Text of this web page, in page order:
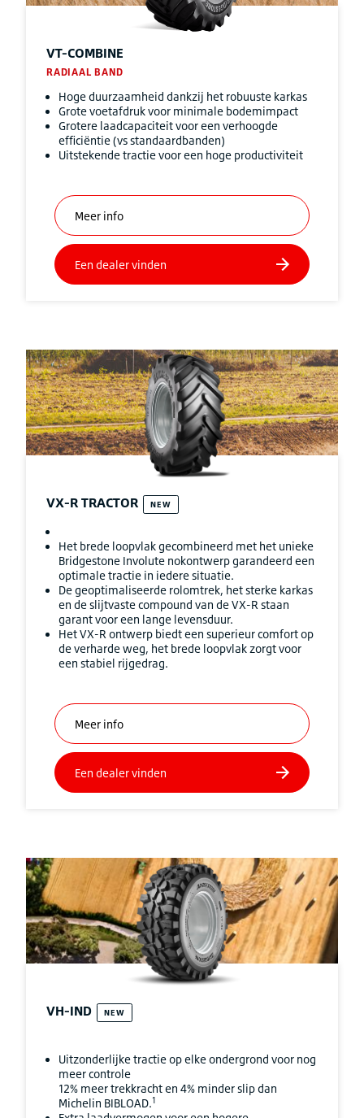
VT-COMBINE
RADIAAL BAND
Hoge duurzaamheid dankzij het robuuste karkas
Grote voetafdruk voor minimale bodemimpact
Grotere laadcapaciteit voor een verhoogde
efficiëntie (vs standaardbanden)
Uitstekende tractie voor een hoge productiviteit
VX-R TRACTOR NEW
Het brede loopvlak gecombineerd met het unieke
Bridgestone Involute nokontwerp garandeerd een
optimale tractie in iedere situatie.
De geoptimaliseerde rolomtrek, het sterke karkas
en de slijtvaste compound van de VX-R staan
garant voor een lange levensduur.
Het VX-R ontwerp biedt een superieur comfort op
de verharde weg, het brede loopvlak zorgt voor
een stabiel rijgedrag.
VH-IND NEW
Uitzonderlijke tractie op elke ondergrond voor nog
meer controle
12% meer trekkracht en 4% minder slip dan
Michelin BIBLOAD.1